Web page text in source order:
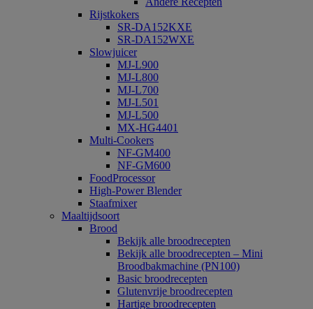
Rijstkokers
SR-DA152KXE
SR-DA152WXE
Slowjuicer
MJ-L900
MJ-L800
MJ-L700
MJ-L501
MJ-L500
MX-HG4401
Multi-Cookers
NF-GM400
NF-GM600
FoodProcessor
High-Power Blender
Staafmixer
Maaltijdsoort
Brood
Bekijk alle broodrecepten
Bekijk alle broodrecepten – Mini
Broodbakmachine (PN100)
Basic broodrecepten
Glutenvrije broodrecepten
Hartige broodrecepten